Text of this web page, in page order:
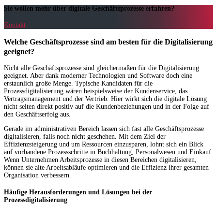
Sie wollen mehr über digitale Geschäftsprozesse erfahren?
Kontakt
Welche Geschäftsprozesse sind am besten für die Digitalisierung
geeignet?
Nicht alle Geschäftsprozesse sind gleichermaßen für die Digitalisierung
geeignet. Aber dank moderner Technologien und Software doch eine
erstaunlich große Menge. Typische Kandidaten für die
Prozessdigitalisierung wären beispielsweise der Kundenservice, das
Vertragsmanagement und der Vertrieb. Hier wirkt sich die digitale Lösung
nicht selten direkt positiv auf die Kundenbeziehungen und in der Folge auf
den Geschäftserfolg aus.
Gerade im administrativen Bereich lassen sich fast alle Geschäftsprozesse
digitalisieren, falls noch nicht geschehen. Mit dem Ziel der
Effizienzsteigerung und um Ressourcen einzusparen, lohnt sich ein Blick
auf vorhandene Prozessschritte in Buchhaltung, Personalwesen und Einkauf.
Wenn Unternehmen Arbeitsprozesse in diesen Bereichen digitalisieren,
können sie alte Arbeitsabläufe optimieren und die Effizienz ihrer gesamten
Organisation verbessern.
Häufige Herausforderungen und Lösungen bei der
Prozessdigitalisierung